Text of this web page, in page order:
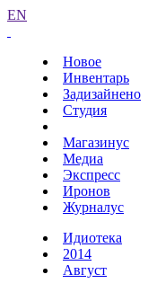
EN
Новое
Инвентарь
Задизайнено
Студия
Магазинус
Медиа
Экспресс
Иронов
Журналус
Идиотека
2014
Август